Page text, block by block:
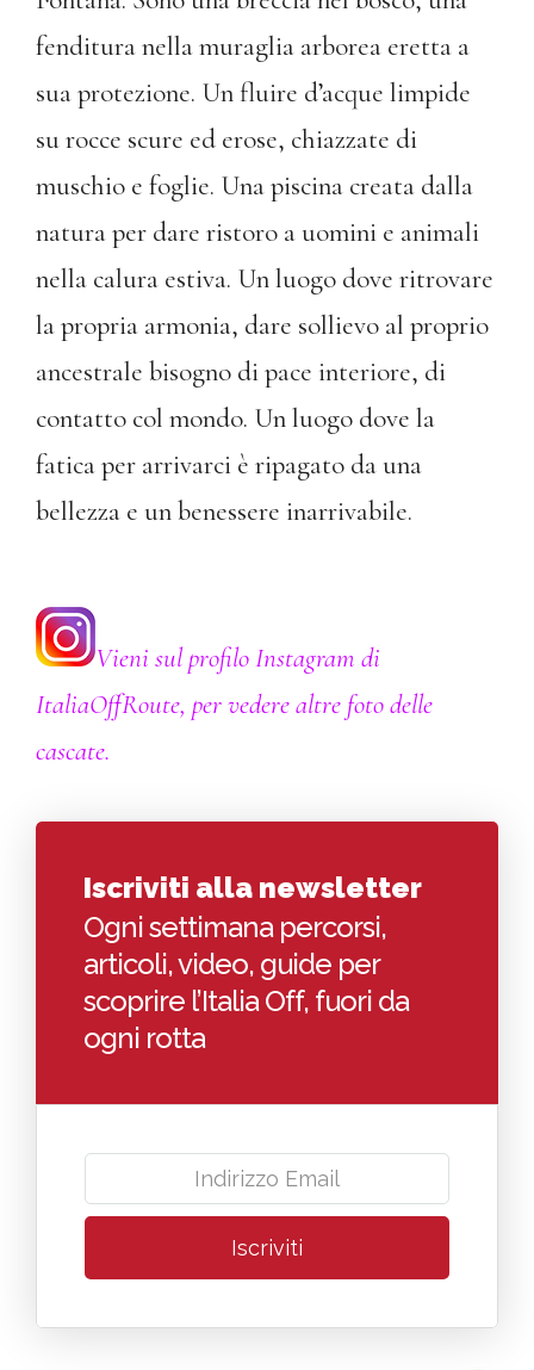
fenditura nella muraglia arborea eretta a
sua protezione. Un fluire d’acque limpide
su rocce scure ed erose, chiazzate di
muschio e foglie. Una piscina creata dalla
natura per dare ristoro a uomini e animali
nella calura estiva. Un luogo dove ritrovare
la propria armonia, dare sollievo al proprio
ancestrale bisogno di pace interiore, di
contatto col mondo. Un luogo dove la
fatica per arrivarci è ripagato da una
bellezza e un benessere inarrivabile.
Vieni sul profilo Instagram di
ItaliaOffRoute, per vedere altre foto delle
cascate.
Iscriviti alla newsletter
Ogni settimana percorsi,
articoli, video, guide per
scoprire l’Italia Off, fuori da
ogni rotta